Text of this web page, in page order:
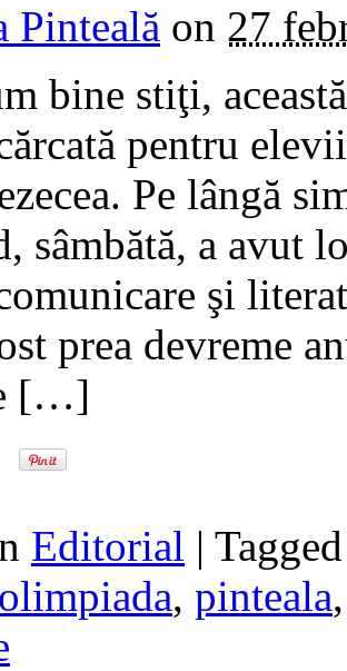
Pinteală on 27
bine stiţi,
pentru
Pe lângă
sâmbătă, a avut
şi
prea devreme
[…]
Editorial |
olimpiada, pinteala